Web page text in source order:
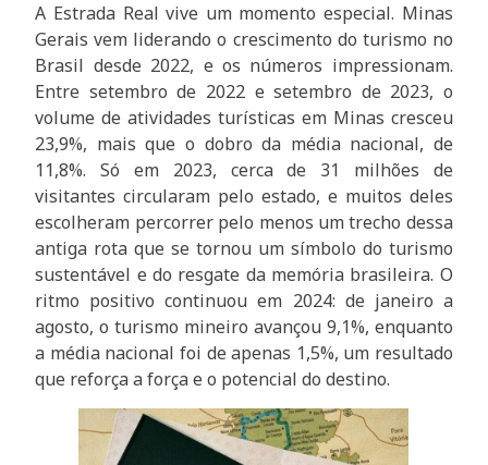
A Estrada Real vive um momento especial. Minas
Gerais vem liderando o crescimento do turismo no
Brasil desde 2022, e os números impressionam.
Entre setembro de 2022 e setembro de 2023, o
volume de atividades turísticas em Minas cresceu
23,9%, mais que o dobro da média nacional, de
11,8%. Só em 2023, cerca de 31 milhões de
visitantes circularam pelo estado, e muitos deles
escolheram percorrer pelo menos um trecho dessa
antiga rota que se tornou um símbolo do turismo
sustentável e do resgate da memória brasileira. O
ritmo positivo continuou em 2024: de janeiro a
agosto, o turismo mineiro avançou 9,1%, enquanto
a média nacional foi de apenas 1,5%, um resultado
que reforça a força e o potencial do destino.